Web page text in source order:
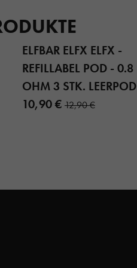
ELFBAR ELFX ELFX -
REFILLABEL POD - 0.8
OHM 3 STK. LEERPOD
10,90 € 12,90 €